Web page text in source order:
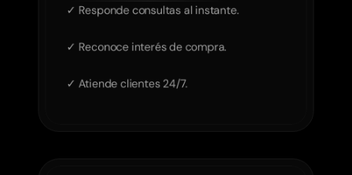
✓ Responde consultas al instante.
✓ Reconoce interés de compra.
✓ Atiende clientes 24/7.